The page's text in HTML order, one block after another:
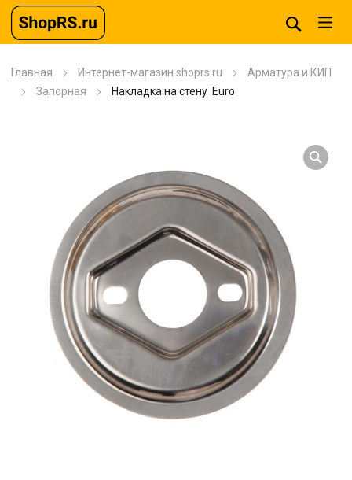
Главная Интернет-магазин shoprs.ru
Арматура и КИП
Запорная
Накладка на стену Euro